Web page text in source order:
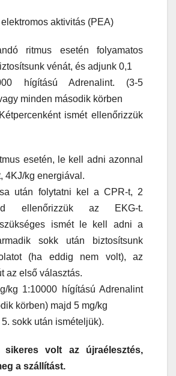
aktivitás (PEA)
ritmus esetén folyamatos
vénát, és adjunk 0,1
hígítású Adrenalint. (3-5
minden második körben
ismét ellenőrizzük
esetén, le kell adni azonnal
4KJ/kg energiával.
után folytatni kel a CPR-t, 2
ellenőrizzük az EKG-t.
ismét le kell adni a
sokk után biztosítsunk
(ha eddig nem volt), az
az első választás.
kg 1:10000 hígítású Adrenalint
körben) majd 5 mg/kg
sokk után ismételjük).
sikeres volt az újraélesztés,
a szállítást.